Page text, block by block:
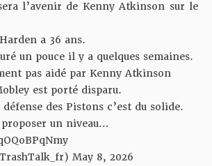
l’avenir de Kenny Atkinson sur le
a 36 ans.
un pouce il y a quelques semaines.
pas aidé par Kenny Atkinson
est porté disparu.
des Pistons c’est du solide.
proposer un niveau…
May 8, 2026